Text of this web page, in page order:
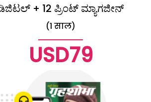
+ 12 ಪ್ರಿಂಟ್ ಮ್ಯಾಗಜೀನ್
(1 साल)
USD79